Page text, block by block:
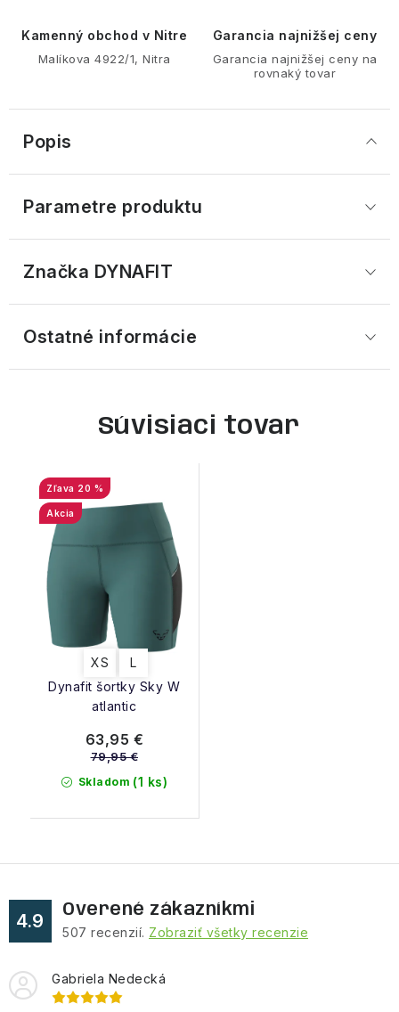
Kamenný obchod v Nitre
Malíkova 4922/1, Nitra
Garancia najnižšej ceny
Garancia najnižšej ceny na
rovnaký tovar
Popis
Parametre produktu
Značka DYNAFIT
Ostatné informácie
Súvisiaci tovar
Dynafit šortky Sky W
atlantic
20 %
Akcia
XS L
Skladom (1 ks)
63,95 €
79,95 €
4.9
Overené zákazníkmi
507 recenzií. Zobraziť všetky recenzie
Gabriela Nedecká